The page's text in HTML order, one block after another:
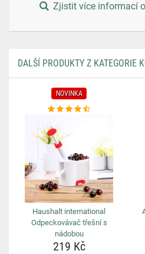
Zjistit více informací
DALŠÍ PRODUKTY Z KATEGORIE
NOVINKA
Haushalt international
Odpeckovávač třešní s
nádobou
219 Kč